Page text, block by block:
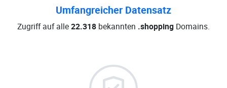
Umfangreicher Datensatz
Zugriff auf alle22.318 bekannten .shopping Domains.